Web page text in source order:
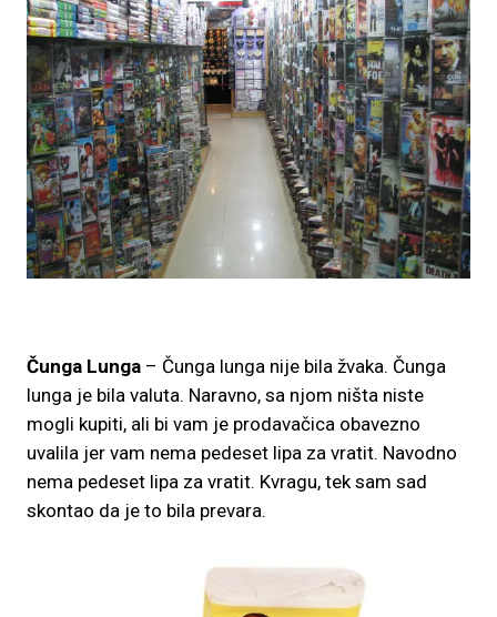
Čunga Lunga – Čunga lunga nije bila žvaka. Čunga
lunga je bila valuta. Naravno, sa njom ništa niste
mogli kupiti, ali bi vam je prodavačica obavezno
uvalila jer vam nema pedeset lipa za vratit. Navodno
nema pedeset lipa za vratit. Kvragu, tek sam sad
skontao da je to bila prevara.